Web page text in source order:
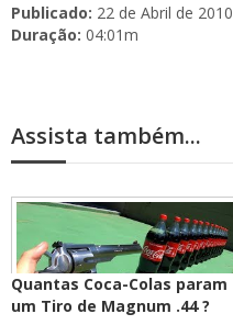
Publicado: 22 de Abril de 2010
Duração: 04:01m
Assista também...
Quantas Coca-Colas param
um Tiro de Magnum .44 ?